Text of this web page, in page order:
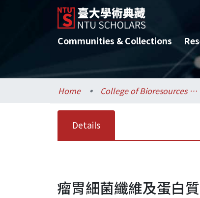
Communities & Collections
Home College of Bioresources and Agriculture / 生物資源暨農學院
Details
瘤胃細菌纖維及蛋白